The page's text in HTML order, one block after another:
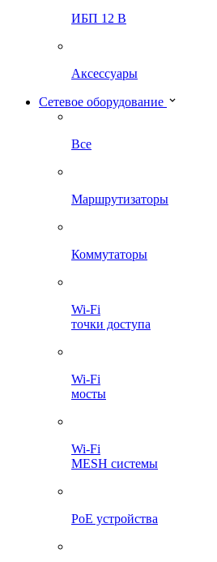
ИБП 12 В
Аксессуары
Сетевое оборудование
Все
Маршрутизаторы
Коммутаторы
Wi-Fi
точки доступа
Wi-Fi
мосты
Wi-Fi
MESH системы
PoE устройства